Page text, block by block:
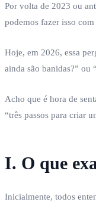
Por volta de 2023 ou
podemos fazer isso
Hoje, em 2026, essa
ainda são banidas?”
Acho que é hora de
“três passos para criar
I. O que
Inicialmente, todos